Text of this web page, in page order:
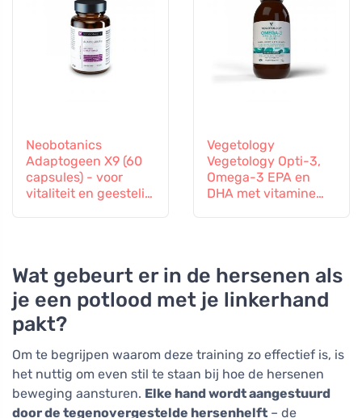
Neobotanics
Adaptogeen X9 (60
capsules) - voor
vitaliteit en geestelijk
Vegetology
Vegetology Opti-3,
Omega-3 EPA en
DHA met vitamine
Wat gebeurt er in de hersenen als
je een potlood met je linkerhand
pakt?
Om te begrijpen waarom deze training zo effectief is, is
het nuttig om even stil te staan bij hoe de hersenen
beweging aansturen. Elke hand wordt aangestuurd
door de tegenovergestelde hersenhelft – de